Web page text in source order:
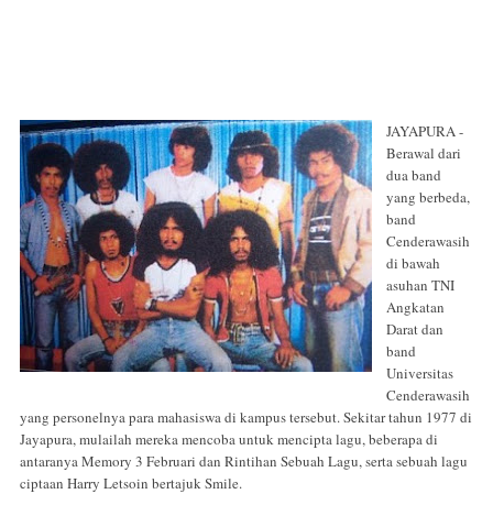
JAYAPURA -
Berawal dari
dua band
yang berbeda,
band
Cenderawasih
di bawah
asuhan TNI
Angkatan
Darat dan
band
Universitas
Cenderawasih
yang personelnya para mahasiswa di kampus tersebut. Sekitar tahun 1977 di
Jayapura, mulailah mereka mencoba untuk mencipta lagu, beberapa di
antaranya Memory 3 Februari dan Rintihan Sebuah Lagu, serta sebuah lagu
ciptaan Harry Letsoin bertajuk Smile.